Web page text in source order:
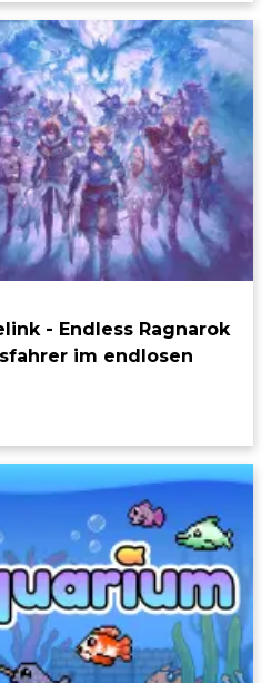
- Endless Ragnarok
im endlosen